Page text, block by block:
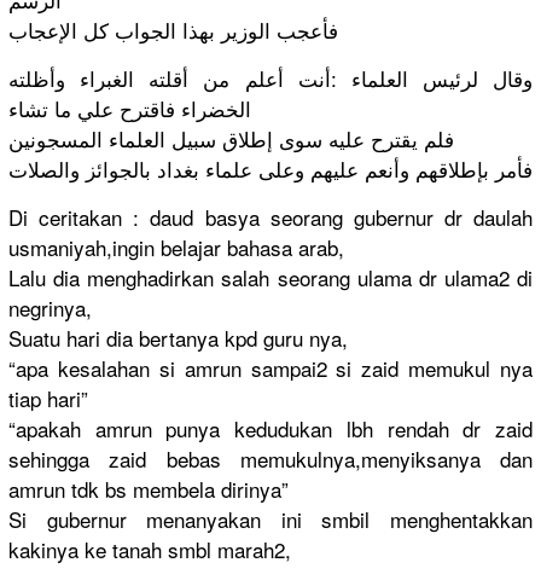
فأعجب الوزير بهذا الجواب كل الإعجاب
وقال لرئيس العلماء :أنت أعلم من أقلته الغبراء وأظلته
الخضراء فاقترح علي ما تشاء
فلم يقترح عليه سوى إطلاق سبيل العلماء المسجونين
فأمر بإطلاقهم وأنعم عليهم وعلى علماء بغداد بالجوائز والصلات
Di ceritakan : daud basya seorang gubernur dr daulah
usmaniyah,ingin belajar bahasa arab,
Lalu dia menghadirkan salah seorang ulama dr ulama2 di
negrinya,
Suatu hari dia bertanya kpd guru nya,
“apa kesalahan si amrun sampai2 si zaid memukul nya
tiap hari”
“apakah amrun punya kedudukan lbh rendah dr zaid
sehingga zaid bebas memukulnya,menyiksanya dan
amrun tdk bs membela dirinya”
Si gubernur menanyakan ini smbil menghentakkan
kakinya ke tanah smbl marah2,